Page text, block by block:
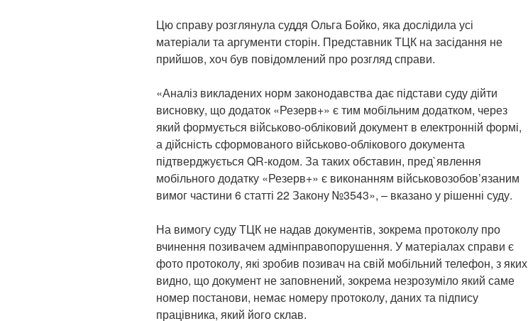
Цю справу розглянула суддя Ольга Бойко, яка дослідила усі
матеріали та аргументи сторін. Представник ТЦК на засідання не
прийшов, хоч був повідомлений про розгляд справи.
«Аналіз викладених норм законодавства дає підстави суду дійти
висновку, що додаток «Резерв+» є тим мобільним додатком, через
який формується військово-обліковий документ в електронній формі,
а дійсність сформованого військово-облікового документа
підтверджується QR-кодом. За таких обставин, пред`явлення
мобільного додатку «Резерв+» є виконанням військовозобов’язаним
вимог частини 6 статті 22 Закону №3543», – вказано у рішенні суду.
На вимогу суду ТЦК не надав документів, зокрема протоколу про
вчинення позивачем адмінправопорушення. У матеріалах справи є
фото протоколу, які зробив позивач на свій мобільний телефон, з яких
видно, що документ не заповнений, зокрема незрозуміло який саме
номер постанови, немає номеру протоколу, даних та підпису
працівника, який його склав.